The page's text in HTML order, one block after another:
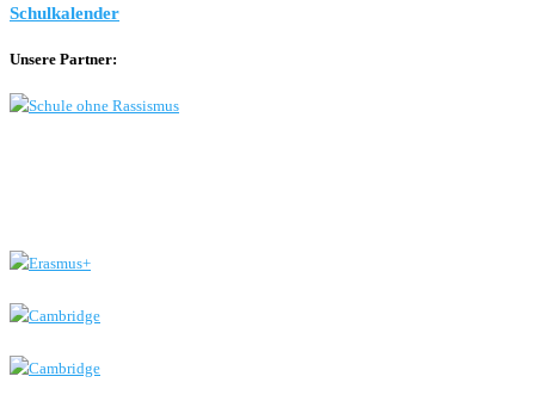
Schulkalender
Unsere Partner: